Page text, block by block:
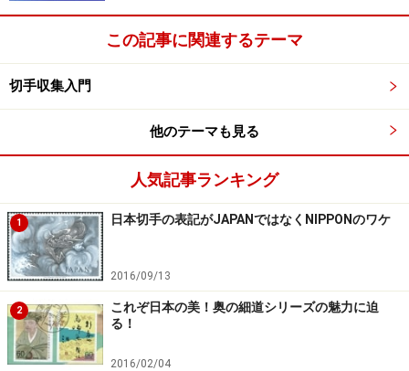
この記事に関連するテーマ
切手収集入門
他のテーマも見る
人気記事ランキング
1 日本切手の表記がJAPANではなくNIPPONのワケ
2016/09/13
2
これぞ日本の美！奥の細道シリーズの魅力に迫
る！
2016/02/04